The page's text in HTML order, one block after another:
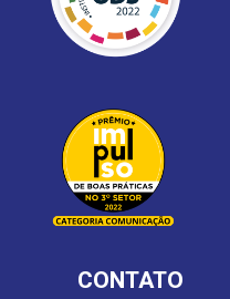
CONTATO